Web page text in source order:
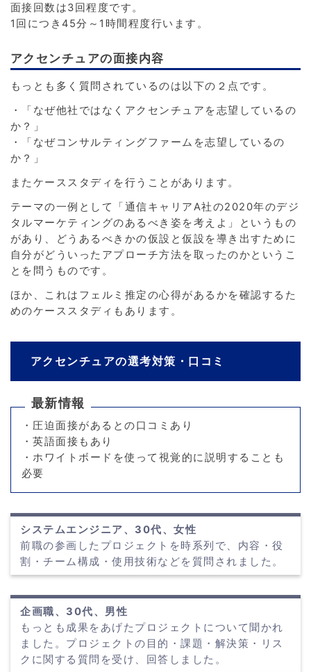
面接回数は3回程度です。
1回につき45分～1時間程度行います。
アクセンチュアの面接内容
もっとも多く質問されているのは以下の２点です。
・「なぜ他社ではなくアクセンチュアを志望しているの
か？」
・「なぜコンサルティングファームを志望しているの
か？」
またケーススタディを行うことがあります。
テーマの一例として「通信キャリアA社の2020年のデジ
タルマーケティングのあるべき姿を考えよ」というもの
があり、どうあるべきかの仮設と仮設を導き出すために
自分がどういったアプローチ方法を取ったのかというこ
とを問うものです。
ほか、これはフェルミ推定の心得があるかを確認するた
めのケーススタディもあります。
アクセンチュアの選考対策・口コミ
最新情報
・圧迫面接があるとの口コミあり
・英語面接もあり
・ホワイトボードを使って視覚的に説明することも
必要
システムエンジニア、30代、女性
前職の参画したプロジェクトを時系列で、内容・役
割・チーム構成・使用技術などを質問されました。
企画職、30代、男性
もっとも成果をあげたプロジェクトについて聞かれ
ました。プロジェクトの目的・課題・解決策・リス
クに関する質問を受け、回答しました。